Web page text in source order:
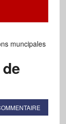
muncipales